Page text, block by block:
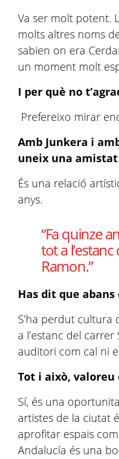
Va ser molt potent.
molts altres noms
sabien on era
un moment molt
I per què no
Prefereixo mirar
Amb Junkera i
uneix una
És una relació
anys.
“Fa quinze
tot a
Ramon.”
Has dit que
S’ha perdut cultura
a l’estanc del
auditori com cal ni
Tot i això, valoreu
Sí, és una
artistes de la ciutat
aprofitar espais
Andalucía és una